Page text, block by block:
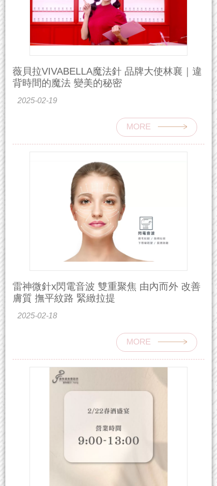
薇貝拉VIVABELLA魔法針 品牌大使林襄｜違
背時間的魔法 變美的秘密
2025-02-19
MORE
雷神微針x閃電音波 雙重聚焦 由內而外 改善
膚質 撫平紋路 緊緻拉提
2025-02-18
MORE